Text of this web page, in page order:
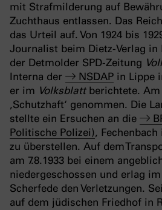
mit Strafmilderung auf
Zuchthaus entlassen. Das
das Urteil auf. Von 1924 bis
Journalist beim Dietz-Verlag in
der Detmolder SPD-Zeitung
Interna der
NSDAP in Lippe
er im Volksblattberichtete. Am
‚Schutzhaft‘ genommen. Die
stellte ein Ersuchen an die
Politische Polizei), Fechenbach
zu überstellen. Auf dem
am 7.8.1933 bei einem
niedergeschossen und erlag
Scherfede den Verletzungen.
auf dem jüdischen Friedhof in